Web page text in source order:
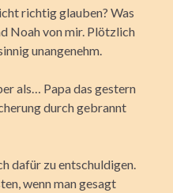
richtig glauben? Was
Noah von mir. Plötzlich
unangenehm.
als… Papa das gestern
durch gebrannt
dafür zu entschuldigen.
wenn man gesagt